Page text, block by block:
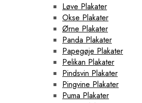
Løve Plakater
Okse Plakater
Ørne Plakater
Panda Plakater
Papegøje Plakater
Pelikan Plakater
Pindsvin Plakater
Pingvine Plakater
Puma Plakater